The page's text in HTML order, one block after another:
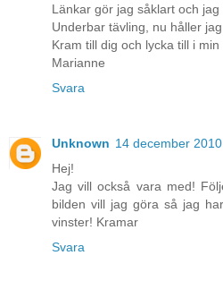
Länkar gör jag såklart och jag
Underbar tävling, nu håller
Kram till dig och lycka till i min
Marianne
Svara
Unknown 14 december
Hej!
Jag vill också vara med!
bilden vill jag göra så jag
vinster! Kramar
Svara